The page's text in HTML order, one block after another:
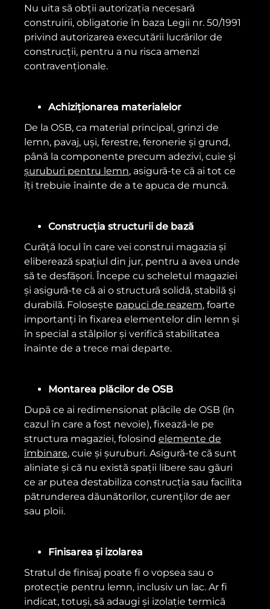
Nu uita să obții autorizația necesară
construirii, obligatorie în baza Legii nr. 50/1991
privind autorizarea executării lucrărilor de
construcții, pentru a nu risca amenzi
contravenționale.
Achiziționarea materialelor
De la OSB, ca material principal, grinzi de
lemn, pavaj, uși, ferestre, feronerie și grund,
până la componente precum adezivi, cuie și
șuruburi pentru lemn, asigură-te că ai tot ce
îți trebuie înainte de a te apuca de muncă.
Construcția structurii de bază
Curăță locul în care vei construi magazia și
eliberează spațiul din jur, pentru a avea unde
să te desfășori. Începe cu scheletul magaziei
și asigură-te că ai o structură solidă, stabilă și
durabilă. Folosește papuci de reazem, foarte
importanți în fixarea elementelor din lemn și
în special a stâlpilor și verifică stabilitatea
înainte de a trece mai departe.
Montarea plăcilor de OSB
După ce ai redimensionat plăcile de OSB (în
cazul în care a fost nevoie), fixează-le pe
structura magaziei, folosind elemente de
îmbinare, cuie și șuruburi. Asigură-te că sunt
aliniate și că nu există spații libere sau găuri
ce ar putea destabiliza construcția sau facilita
pătrunderea dăunătorilor, curenților de aer
sau ploii.
Finisarea și izolarea
Stratul de finisaj poate fi o vopsea sau o
protecție pentru lemn, inclusiv un lac. Ar fi
indicat, totuși, să adaugi și izolație termică